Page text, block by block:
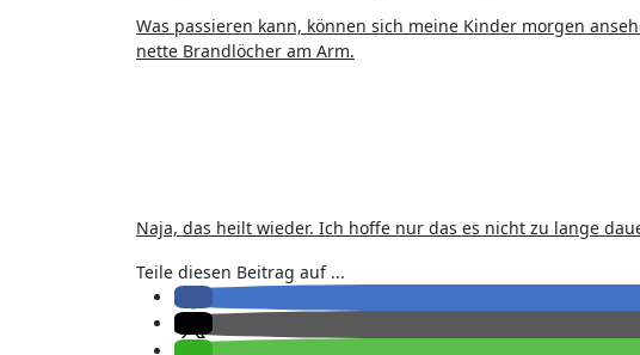
Was passieren kann, können sich meine Kinder morgen
nette Brandlöcher am Arm.
Naja, das heilt wieder. Ich hoffe nur das es nicht zu lange
Teile diesen Beitrag auf ...